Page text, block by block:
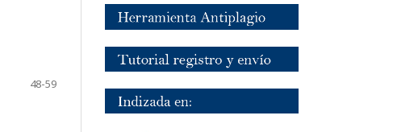
48-59